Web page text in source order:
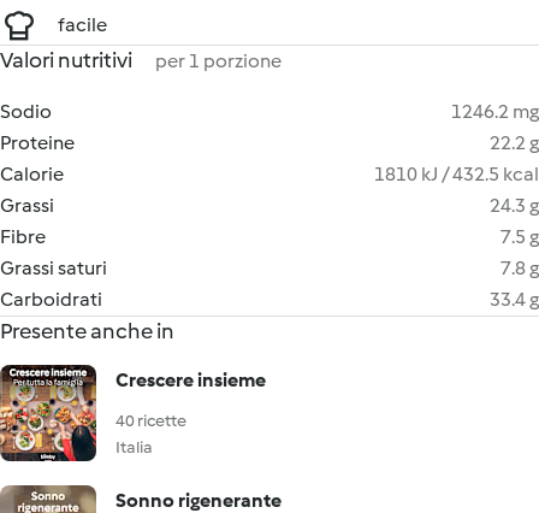
facile
Valori nutritivi per 1 porzione
Sodio
1246.2 mg
Proteine
22.2 g
Calorie
1810 kJ / 432.5 kcal
Grassi
24.3 g
Fibre
7.5 g
Grassi saturi
7.8 g
Carboidrati
33.4 g
Presente anche in
Crescere insieme
40 ricette
Italia
Sonno rigenerante